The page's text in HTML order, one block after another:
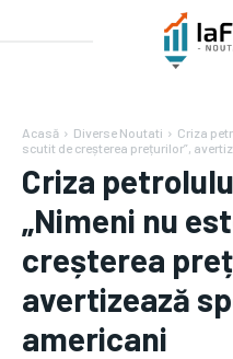
Acasă Diverse Noutati
Criza
scutit de creșterea prețurilor”,
Criza
„Nimeni nu
creșterea
avertizează
americani